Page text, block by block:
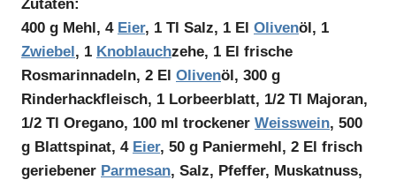
Zutaten:
400 g Mehl, 4 Eier, 1 Tl Salz, 1 El Olivenöl, 1
Zwiebel, 1 Knoblauchzehe, 1 El frische
Rosmarinnadeln, 2 El Olivenöl, 300 g
Rinderhackfleisch, 1 Lorbeerblatt, 1/2 Tl Majoran,
1/2 Tl Oregano, 100 ml trockener Weisswein, 500
g Blattspinat, 4 Eier, 50 g Paniermehl, 2 El frisch
geriebener Parmesan, Salz, Pfeffer, Muskatnuss,